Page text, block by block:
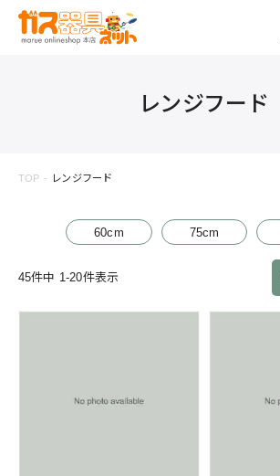
レンジフード
TOP レンジフード
60cm 75cm
45件中 1-20件表示